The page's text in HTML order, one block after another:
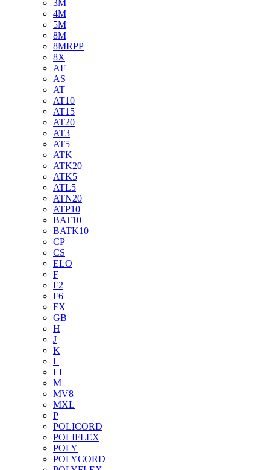
3M
4M
5M
8M
8MRPP
8X
AF
AS
AT
AT10
AT15
AT20
AT3
AT5
ATK
ATK20
ATK5
ATL5
ATN20
ATP10
BAT10
BATK10
CP
CS
ELO
F
F2
F6
FX
GB
H
J
K
L
LL
M
MV8
MXL
P
POLICORD
POLIFLEX
POLY
POLYCORD